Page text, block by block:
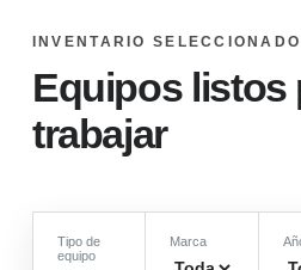
INVENTARIO SELECCIONADO
Equipos listos
trabajar
Tipo de
equipo
Marca